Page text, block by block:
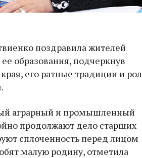
поздравила жителей
образования, подчеркнув
его ратные традиции и
аграрный и промышленный
продолжают дело старших
сплоченность перед лицом
малую родину, отметила